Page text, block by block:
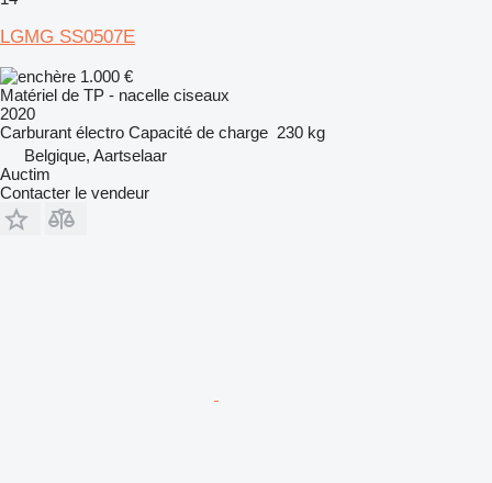
LGMG SS0507E
1.000 €
Matériel de TP - nacelle ciseaux
2020
Carburant électro Capacité de charge 230 kg
Belgique, Aartselaar
Auctim
Contacter le vendeur